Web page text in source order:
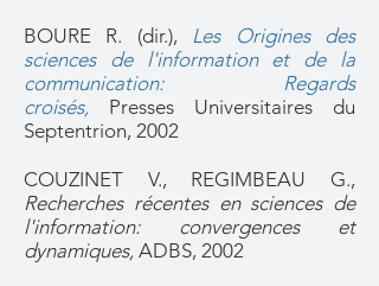
BOURE R. (dir.), Les Origines des
sciences de l'information et de la
communication: Regards
croisés,
Presses Universitaires du
Septentrion, 2002​
COUZINET V., REGIMBEAU G.,
Recherches récentes en sciences de
l'information: convergences et
dynamiques, ADBS, 2002